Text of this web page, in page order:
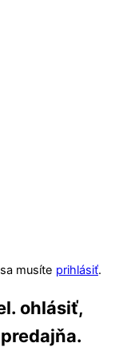
musíte prihlásiť.
ohlásiť,